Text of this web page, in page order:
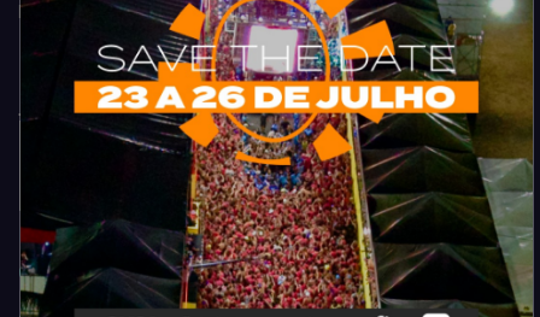
Fortaleza. Dicas, promoções, coberturas exclusivas e muito mais.
Categorias